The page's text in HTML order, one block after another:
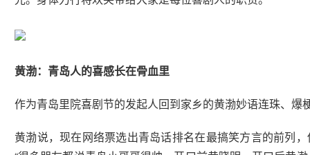
黄渤：青岛人的喜感长在骨血里
作为青岛里院喜剧节的发起人回到家乡的黄渤妙语连珠、爆
黄渤说，现在网络票选出青岛话排名在最搞笑方言的前列